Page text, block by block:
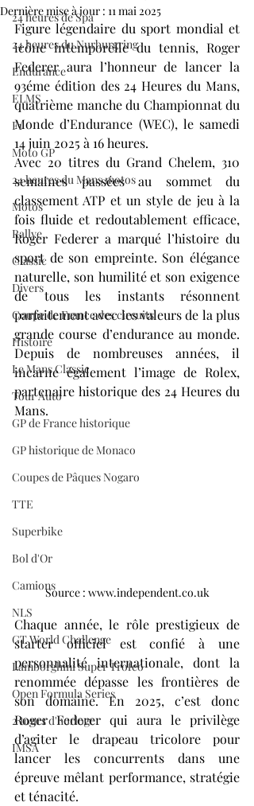
24 heures de Spa
24 heures du Nurburgring
Endurance
ELMS
F1
Moto GP
24 heures du Mans motos
Motos
Rallye
Classic
Divers
Coupe de France des circuits
Histoire
Le Mans Classic
Tour Auto
GP de France historique
GP historique de Monaco
Coupes de Pâques Nogaro
TTE
Superbike
Bol d'Or
Camions
NLS
GT World Challenge
Lamborghini Super Trofeo
Open Formula Series
2 tours d'horloge
IMSA
Dernière mise à jour : 11 mai 2025
Figure légendaire du sport mondial et
icône intemporelle du tennis, Roger
Federer aura l’honneur de lancer la
93éme édition des 24 Heures du Mans,
quatrième manche du Championnat du
Monde d’Endurance (WEC), le samedi
14 juin 2025 à 16 heures.
Avec 20 titres du Grand Chelem, 310
semaines passées au sommet du
classement ATP et un style de jeu à la
fois fluide et redoutablement efficace,
Roger Federer a marqué l’histoire du
sport de son empreinte. Son élégance
naturelle, son humilité et son exigence
de tous les instants résonnent
parfaitement avec les valeurs de la plus
grande course d’endurance au monde.
Depuis de nombreuses années, il
incarne également l’image de Rolex,
partenaire historique des 24 Heures du
Mans.
Source : www.independent.co.uk
Chaque année, le rôle prestigieux de
starter officiel est confié à une
personnalité internationale, dont la
renommée dépasse les frontières de
son domaine. En 2025, c’est donc
Roger Federer qui aura le privilège
d’agiter le drapeau tricolore pour
lancer les concurrents dans une
épreuve mêlant performance, stratégie
et ténacité.